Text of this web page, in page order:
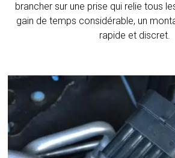
brancher sur une prise qui relie tous
gain de temps considérable, un
rapide et discret.